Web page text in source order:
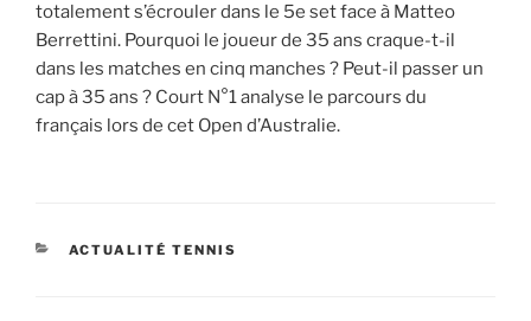
totalement s’écrouler dans le 5e set face à Matteo
Berrettini. Pourquoi le joueur de 35 ans craque-t-il
dans les matches en cinq manches ? Peut-il passer un
cap à 35 ans ? Court N°1 analyse le parcours du
français lors de cet Open d’Australie.
CATEGORIES
ACTUALITÉ TENNIS